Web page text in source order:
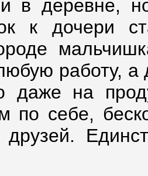
в деревне,
к дочери
работу, а
даже на
по себе,
друзей.